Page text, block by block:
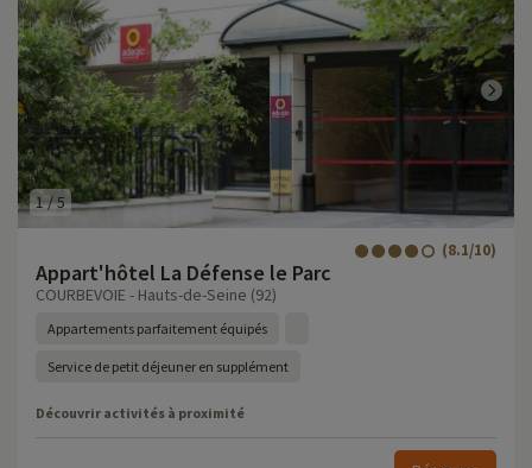
1/5
Appart'hôtel La Défense le Parc
(8.1/10)
COURBEVOIE - Hauts-de-Seine (92)
Appartements parfaitement équipés
Service de petit déjeuner en supplément
Découvrir activités à proximité